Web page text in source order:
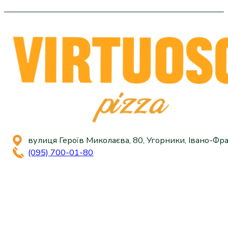
вулиця Героїв Миколаєва, 80, Угорники, Івано-
(095) 700-01-80